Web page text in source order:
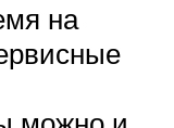
на